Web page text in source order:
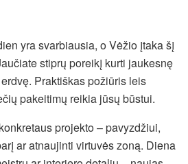
yra svarbiausia, o Vėžio įtaka šį
stiprų poreikį kurti jaukesnę
Praktiškas požiūris leis
pakeitimų reikia jūsų būstui.
projekto – pavyzdžiui,
ar atnaujinti virtuvės zoną. Diena